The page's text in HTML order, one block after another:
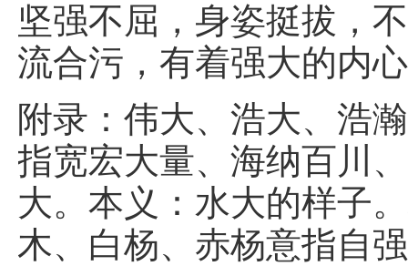
坚强不屈，身姿挺拔，
流合污，有着强大的内
附录：伟大、浩大、浩
指宽宏大量、海纳百川
大。本义：水大的样子
木、白杨、赤杨意指自